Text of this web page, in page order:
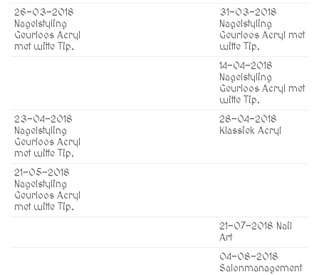
26-03-2018
Nagelstyling
Geurloos Acryl
met witte Tip.
31-03-2018
Nagelstyling
Geurloos Acryl met
witte Tip.
14-04-2018
Nagelstyling
Geurloos Acryl met
witte Tip.
23-04-2018
Nagelstyling
Geurloos Acryl
met witte Tip.
28-04-2018
Klassiek Acryl
21-05-2018
Nagelstyling
Geurloos Acryl
met witte Tip.
21-07-2018 Nail
Art
04-08-2018
Salonmanagement